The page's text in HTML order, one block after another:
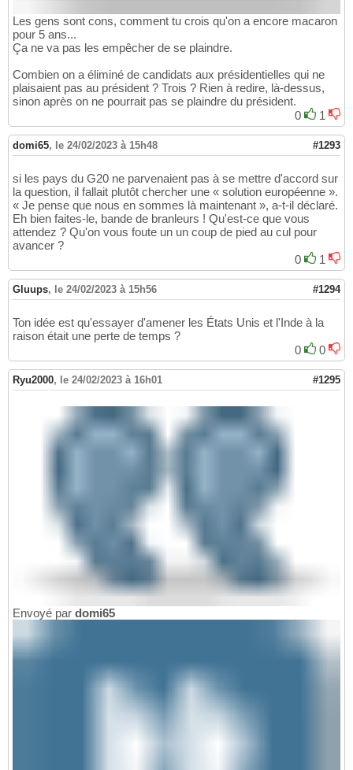
Les gens sont cons, comment tu crois qu'on a encore macaron
pour 5 ans...
Ça ne va pas les empêcher de se plaindre.
Combien on a éliminé de candidats aux présidentielles qui ne
plaisaient pas au président ? Trois ? Rien à redire, là-dessus,
sinon après on ne pourrait pas se plaindre du président.
0
1
domi65, le 24/02/2023 à 15h48 #1293
si les pays du G20 ne parvenaient pas à se mettre d'accord sur
la question, il fallait plutôt chercher une « solution européenne ».
« Je pense que nous en sommes là maintenant », a-t-il déclaré.
Eh bien faites-le, bande de branleurs ! Qu'est-ce que vous
attendez ? Qu'on vous foute un un coup de pied au cul pour
avancer ?
0
1
Gluups, le 24/02/2023 à 15h56 #1294
Ton idée est qu'essayer d'amener les États Unis et l'Inde à la
raison était une perte de temps ?
0
0
Ryu2000, le 24/02/2023 à 16h01 #1295
Envoyé par domi65